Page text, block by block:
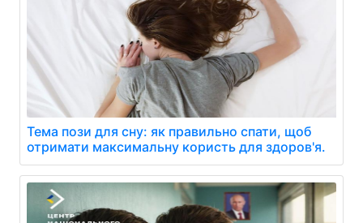
Тема пози для сну: як правильно спати, щоб
отримати максимальну користь для здоров'я.